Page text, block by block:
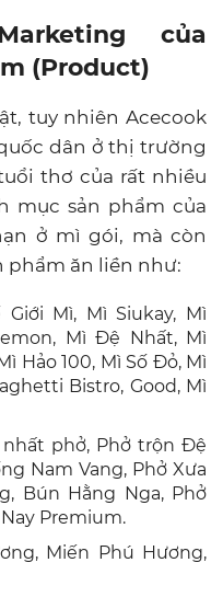
của
(Product)
tuy nhiên Acecook
dân ở thị trường
thơ của rất nhiều
mục sản phẩm của
ở mì gói, mà còn
phẩm ăn liền như:
Giới Mì, Mì Siukay, Mì
Mì Đệ Nhất, Mì
Hảo 100, Mì Số Đỏ, Mì
Bistro, Good, Mì
phở, Phở trộn Đệ
Nam Vang, Phở Xưa
Bún Hằng Nga, Phở
Nay Premium.
Miến Phú Hương,